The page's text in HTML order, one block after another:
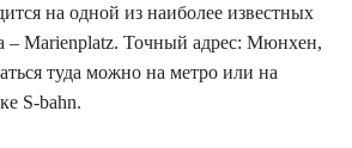
на одной из наиболее известных
Marienplatz. Точный адрес: Мюнхен,
туда можно на метро или на
S-bahn.